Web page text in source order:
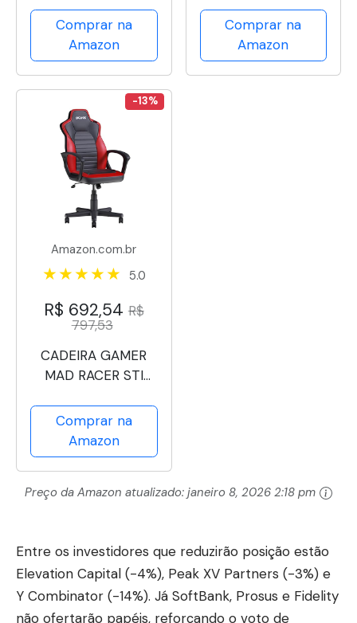
Pés - Rosa
Comprar na
Amazon
Comprar na
Amazon
-13%
Amazon.com.br
5.0
R$ 692,54R$
797,53
CADEIRA GAMER
MAD RACER STI
VERMELHA –
MRSTIR10VL –
PCYES
Comprar na
Amazon
Preço da Amazon atualizado:janeiro 8, 2026 2:18 pm
Entre os investidores que reduzirão posição estão
Elevation Capital (-4%), Peak XV Partners (-3%) e
Y Combinator (-14%). Já SoftBank, Prosus e Fidelity
não ofertarão papéis, reforçando o voto de